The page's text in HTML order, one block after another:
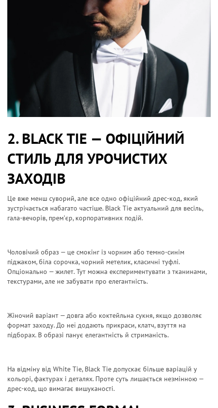
2. BLACK TIE — ОФІЦІЙНИЙ
СТИЛЬ ДЛЯ УРОЧИСТИХ
ЗАХОДІВ
Це вже менш суворий, але все одно офіційний дрес-код, який
зустрічається набагато частіше. Black Tie актуальний для весіль,
гала-вечорів, прем’єр, корпоративних подій.
Чоловічий образ — це смокінг із чорним або темно-синім
піджаком, біла сорочка, чорний метелик, класичні туфлі.
Опціонально — жилет. Тут можна експериментувати з тканинами,
текстурами, але не забувати про елегантність.
Жіночий варіант — довга або коктейльна сукня, якщо дозволяє
формат заходу. До неї додають прикраси, клатч, взуття на
підборах. В образі панує елегантність й стриманість.
На відміну від White Tie, Black Tie допускає більше варіацій у
кольорі, фактурах і деталях. Проте суть лишається незмінною —
дрес-код, що вимагає вишуканості.